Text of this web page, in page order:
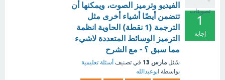
تصويتات
1
إجابة
الفيديو وترميز الصوت، ويمكنها أن
تتضمن أيضًا أشياء أخرى مثل
الترجمة (1 نقطة) الحاوية انظمة
الترميز الوسائط المتعددة لاشيء
مما سبق ؟ - مع الشرح
سُئل مارس 13 في تصنيف أسئلة تعليمية
بواسطة ابوعبدالله